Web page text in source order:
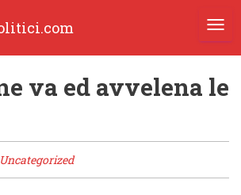
va ed avvelena le
Uncategorized